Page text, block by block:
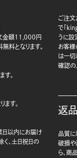
金額11,000円
料となります。
す。
ます。
日以内にお届け
く、土日祝日の
ご注文
で「
うに設
お客様
は一切
確認の
返
品質に
破損や
ら、商